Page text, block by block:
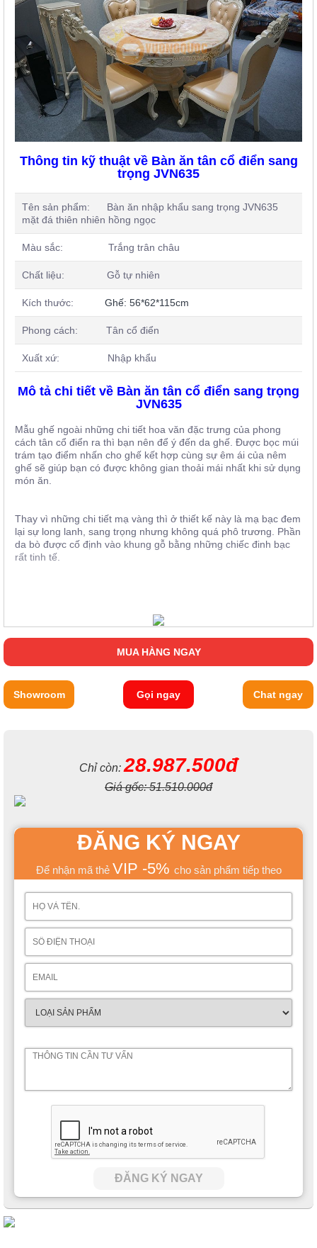
Thông tin kỹ thuật về Bàn ăn tân cổ điển sang
trọng JVN635
Tên sản phẩm: Bàn ăn nhập khẩu sang trọng JVN635
mặt đá thiên nhiên hồng ngọc
Màu sắc: Trắng trân châu
Chất liệu: Gỗ tự nhiên
Kích thước: Ghế: 56*62*115cm
Phong cách: Tân cổ điển
Xuất xứ: Nhập khẩu
Mô tả chi tiết về Bàn ăn tân cổ điển sang trọng
JVN635
Mẫu ghế ngoài những chi tiết hoa văn đặc trưng của phong
cách tân cổ điển ra thì bạn nên để ý đến da ghế. Được bọc múi
trám tạo điểm nhấn cho ghế kết hợp cùng sự êm ái của nêm
ghế sẽ giúp bạn có được không gian thoải mái nhất khi sử dụng
món ăn.
Thay vì những chi tiết mạ vàng thì ở thiết kế này là mạ bạc đem
lại sự long lanh, sang trọng nhưng không quá phô trương. Phần
da bò được cố định vào khung gỗ bằng những chiếc đinh bạc
rất tinh tế.
MUA HÀNG NGAY
Showroom Gọi ngay Chat ngay
Chỉ còn:28.987.500đ
Giá gốc:51.510.000đ
ĐĂNG KÝ NGAY
Để nhận mã thẻ VIP -5% cho sản phẩm tiếp theo
ĐĂNG KÝ NGAY